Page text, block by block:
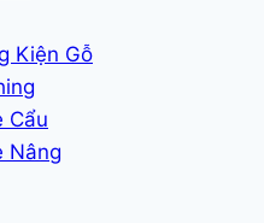
Kiện Gỗ
Cẩu
Nâng